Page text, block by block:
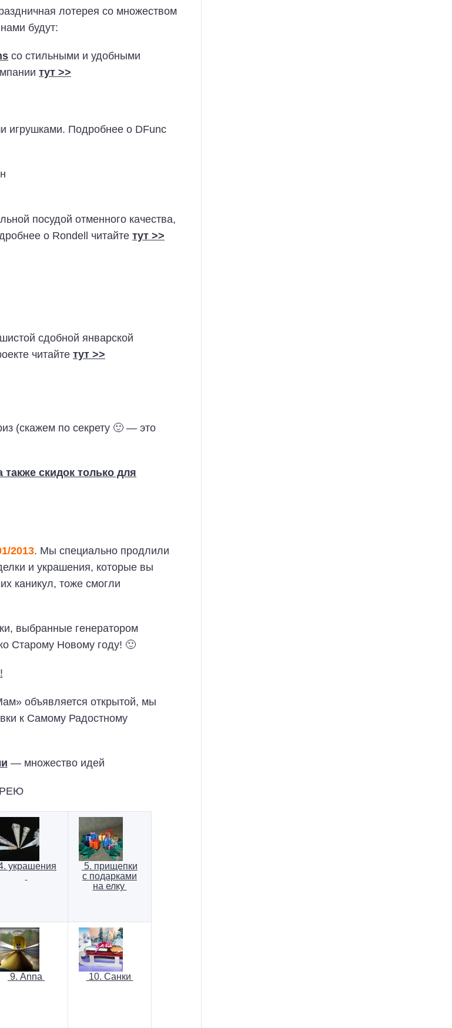
лотерея со множеством
будут:
со стильными и удобными
тут >>
игрушками. Подробнее о DFunc
посудой отменного качества,
о Rondell читайте тут >>
сдобной январской
читайте тут >>
(скажем по секрету 🙂 — это
скидок только для
2013. Мы специально продлили
и украшения, которые вы
каникул, тоже смогли
выбранные генератором
Старому Новому году! 🙂
объявляется открытой, мы
к Самому Радостному
— множество идей
украшения
5. прищепки
с подарками
на елку
9. Anna 10. Санки